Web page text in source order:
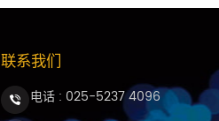
联系我们
电话 : 025-5237 4096